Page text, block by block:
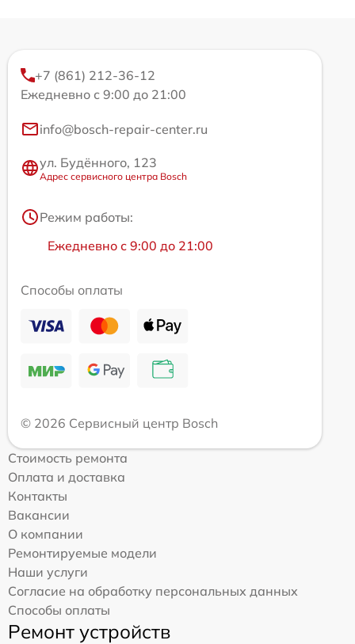
+7 (861) 212-36-12
Ежедневно с 9:00 до 21:00
info@bosch-repair-center.ru
ул. Будённого, 123
Адрес сервисного центра Bosch
Режим работы:
Ежедневно с 9:00 до 21:00
Способы оплаты
© 2026 Сервисный центр Bosch
Стоимость ремонта
Оплата и доставка
Контакты
Вакансии
О компании
Ремонтируемые модели
Наши услуги
Согласие на обработку персональных данных
Способы оплаты
Ремонт устройств